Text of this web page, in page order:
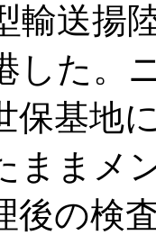
輸送揚
した。
保基地
ままメ
後の検